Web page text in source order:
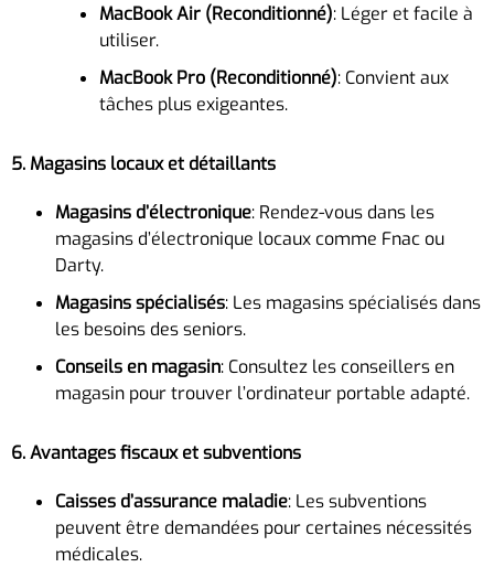
MacBook Air (Reconditionné): Léger et facile à
utiliser.
MacBook Pro (Reconditionné): Convient aux
tâches plus exigeantes.
5. Magasins locaux et détaillants
Magasins d’électronique: Rendez-vous dans les
magasins d’électronique locaux comme Fnac ou
Darty.
Magasins spécialisés: Les magasins spécialisés dans
les besoins des seniors.
Conseils en magasin: Consultez les conseillers en
magasin pour trouver l’ordinateur portable adapté.
6. Avantages fiscaux et subventions
Caisses d’assurance maladie: Les subventions
peuvent être demandées pour certaines nécessités
médicales.